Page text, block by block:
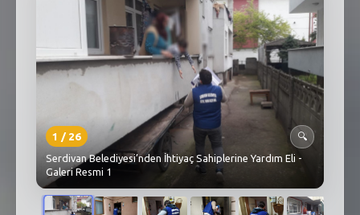
1 /26
🔍
Serdivan Belediyesi’nden İhtiyaç Sahiplerine Yardım Eli -
Galeri Resmi 1
SEBİK
E NÖBETÇI ECZANELER
SABSIS - AFET
TRAFIKPARK
KÜREK
PARKLAR